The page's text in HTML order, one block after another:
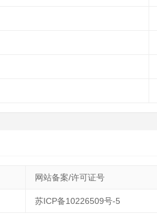
网站备案/许可证号
苏ICP备10226509号-5